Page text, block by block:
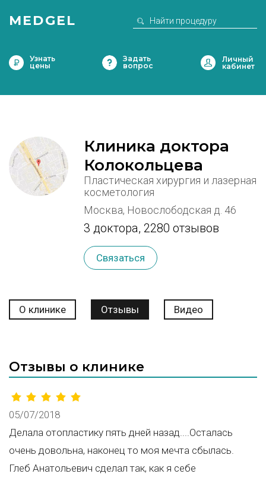
MEDGEL
Узнать
цены
Задать
вопрос
Клиника доктора
Колокольцева
Пластическая хирургия и лазерная
косметология
Москва, Новослободская д. 46
3 доктора, 2280 отзывов
Связаться
О клинике Отзывы Видео
Отзывы о клинике
05/07/2018
Делала отопластику пять дней назад....Осталась
очень довольна, наконец то моя мечта сбылась.
Глеб Анатольевич сделал так, как я себе